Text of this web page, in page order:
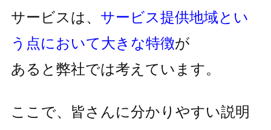
サービスは、 サービス提供地域とい
う点において大きな特徴が
あると弊社では考えています。
ここで、皆さんに分かりやすい説明